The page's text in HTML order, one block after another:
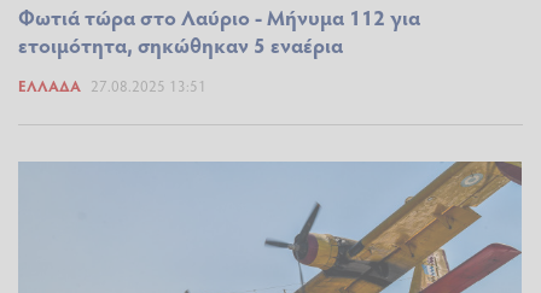
Φωτιά τώρα στο Λαύριο - Μήνυμα 112 για
ετοιμότητα, σηκώθηκαν 5 εναέρια
ΕΛΛΆΔΑ 27.08.2025 13:51